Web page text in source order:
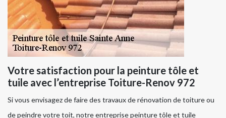
Votre satisfaction pour la peinture tôle et
tuile avec l’entreprise Toiture-Renov 972
Si vous envisagez de faire des travaux de rénovation de toiture ou
de peindre votre toit, notre entreprise peinture tôle et tuile